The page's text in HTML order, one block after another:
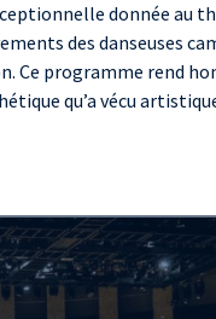
donnée au
des danseuses
Ce programme rend
qu’a vécu